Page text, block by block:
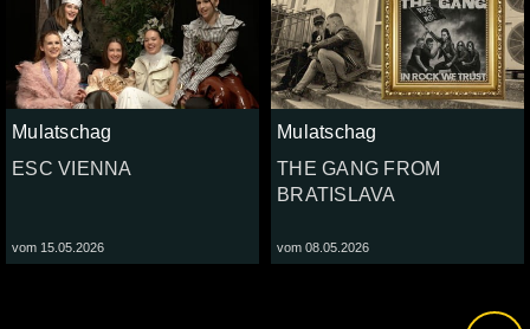
Mulatschag
ESC VIENNA
vom 15.05.2026
Mulatschag
THE GANG FROM
BRATISLAVA
vom 08.05.2026